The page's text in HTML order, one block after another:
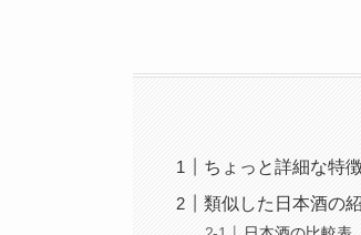
ちょっと詳細な特
類似した日本酒の